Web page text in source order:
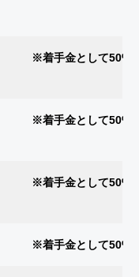
※着手金として50%
※着手金として50%
※着手金として50%
※着手金として50%